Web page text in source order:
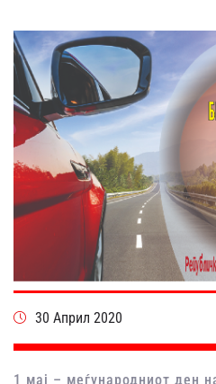
30 Април 2020
1 мај – меѓународниот ден